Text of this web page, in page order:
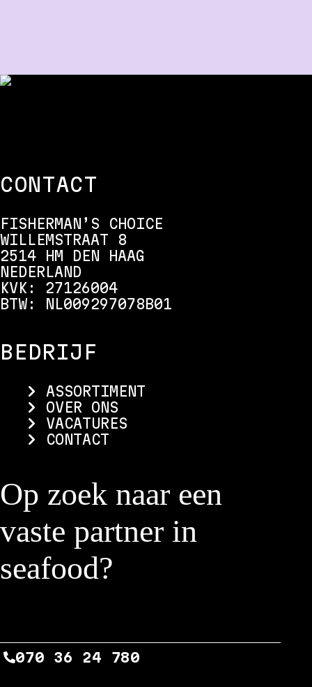
CONTACT
FISHERMAN’S CHOICE
WILLEMSTRAAT 8
2514 HM DEN HAAG
NEDERLAND
KVK: 27126004
BTW: NL009297078B01
BEDRIJF
ASSORTIMENT
OVER ONS
VACATURES
CONTACT
Op zoek naar een
vaste partner in
seafood?
070 36 24 780